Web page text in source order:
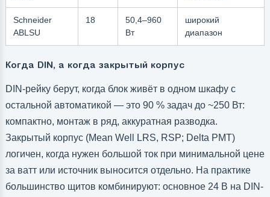
Schneider
ABLSU
18
50,4–960
Вт
широкий
диапазон
Когда DIN, а когда закрытый корпус
DIN-рейку берут, когда блок живёт в одном шкафу с
остальной автоматикой — это 90 % задач до ~250 Вт:
компактно, монтаж в ряд, аккуратная разводка.
Закрытый корпус (Mean Well LRS, RSP; Delta PMT)
логичен, когда нужен большой ток при минимальной цене
за ватт или источник выносится отдельно. На практике
большинство щитов комбинируют: основное 24 В на DIN-